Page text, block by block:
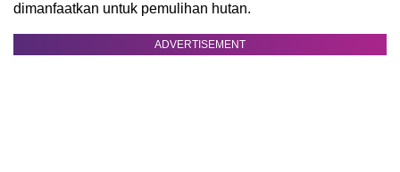
dimanfaatkan untuk pemulihan hutan.
ADVERTISEMENT